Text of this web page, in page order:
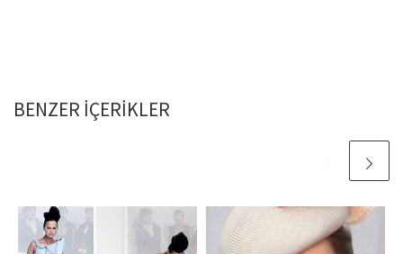
BENZER IÇERIKLER